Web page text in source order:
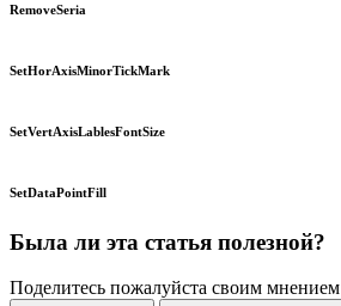
RemoveSeria
SetHorAxisMinorTickMark
SetVertAxisLablesFontSize
SetDataPointFill
Была ли эта статья полезной?
Поделитесь пожалуйста своим мнением